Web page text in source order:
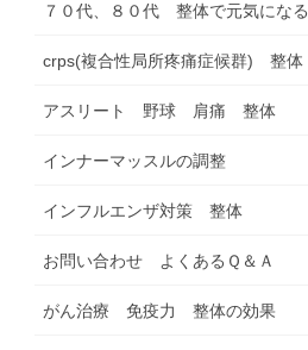
７０代、８０代 整体で元気になる
crps(複合性局所疼痛症候群) 整体
アスリート 野球 肩痛 整体
インナーマッスルの調整
インフルエンザ対策 整体
お問い合わせ よくあるＱ＆Ａ
がん治療 免疫力 整体の効果